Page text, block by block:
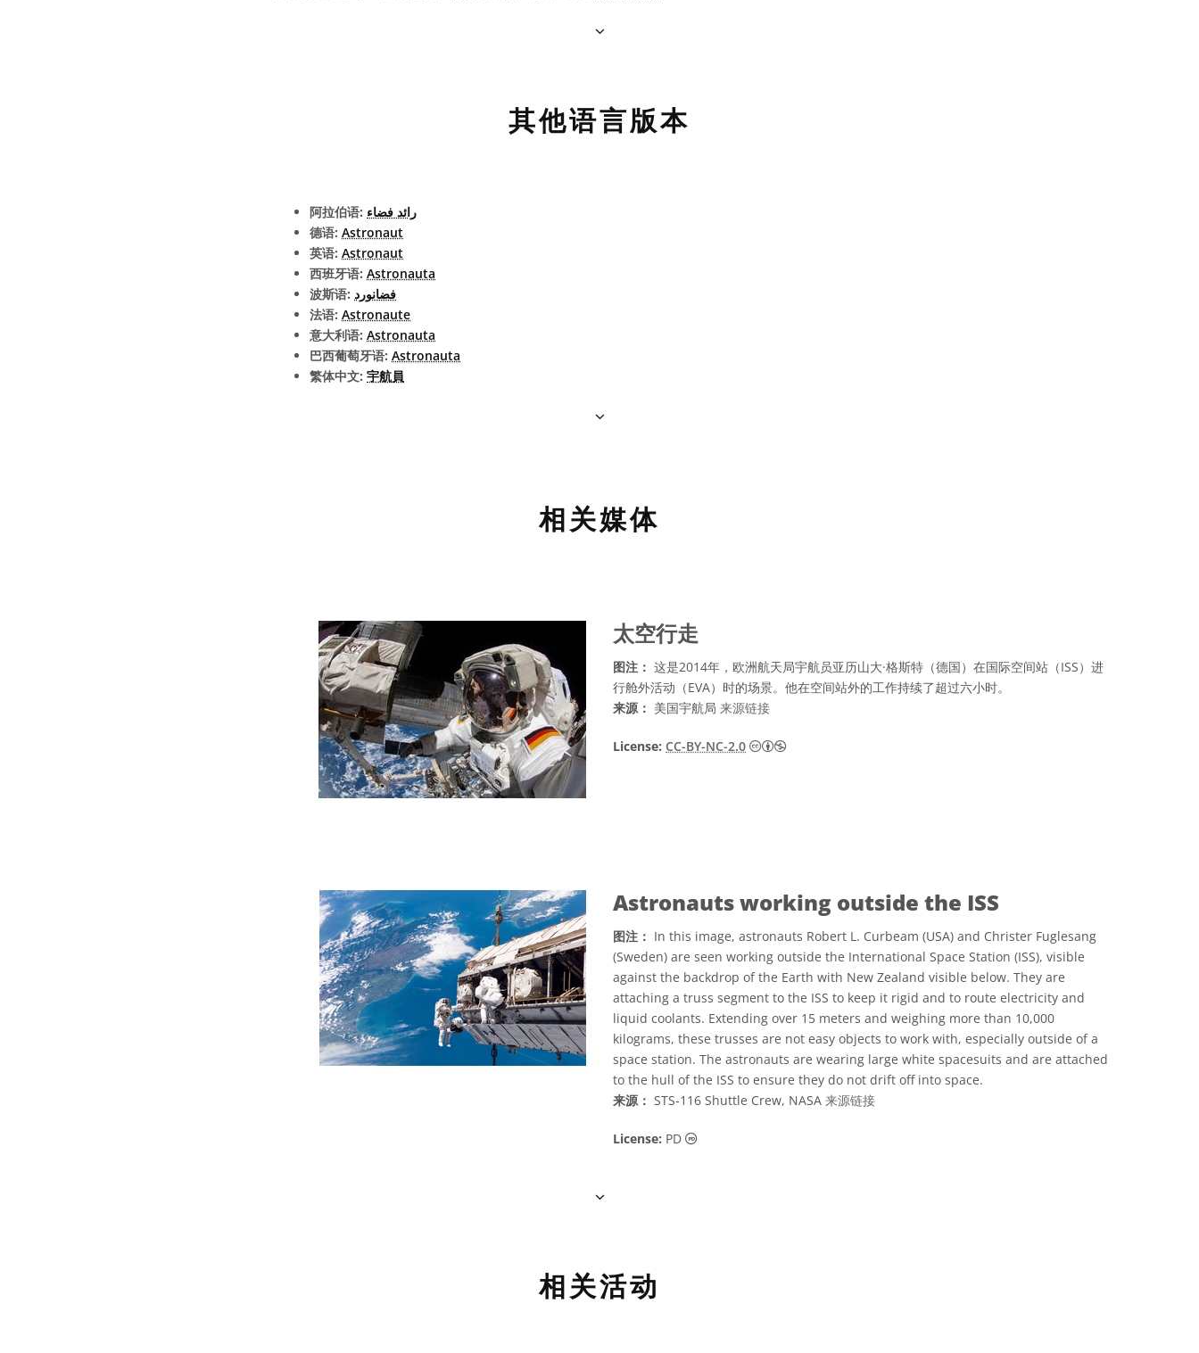
其他语言版本
阿拉伯语: رائد فضاء
德语: Astronaut
英语: Astronaut
西班牙语: Astronauta
波斯语: فضانورد
法语: Astronaute
意大利语: Astronauta
巴西葡萄牙语: Astronauta
繁体中文: 宇航員
相关媒体
太空行走
图注： 这是2014年，欧洲航天局宇航员亚历山大·格斯特（德国）在国际空间站（ISS）进
行舱外活动（EVA）时的场景。他在空间站外的工作持续了超过六小时。
来源： 美国宇航局 来源链接
License: CC-BY-NC-2.0 知识共享许可协议 Attribution-NonCommercial 2.0 Generic 图标
Astronauts working outside the ISS
图注： In this image, astronauts Robert L. Curbeam (USA) and Christer Fuglesang
(Sweden) are seen working outside the International Space Station (ISS), visible
against the backdrop of the Earth with New Zealand visible below. They are
attaching a truss segment to the ISS to keep it rigid and to route electricity and
liquid coolants. Extending over 15 meters and weighing more than 10,000
kilograms, these trusses are not easy objects to work with, especially outside of a
space station. The astronauts are wearing large white spacesuits and are attached
to the hull of the ISS to ensure they do not drift off into space.
来源： STS-116 Shuttle Crew, NASA 来源链接
License: PD 公共领域 图标
相关活动